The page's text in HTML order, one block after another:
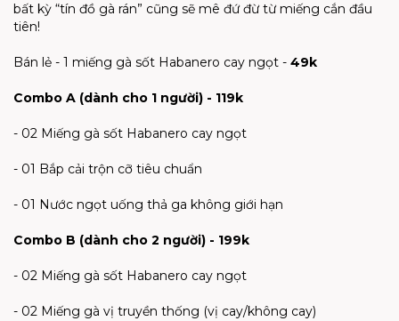
bất kỳ “tín đồ gà rán” cũng sẽ mê đứ đừ từ miếng cắn đầu
tiên!
Bán lẻ - 1 miếng gà sốt Habanero cay ngọt - 49k
Combo A (dành cho 1 người) - 119k
- 02 Miếng gà sốt Habanero cay ngọt
- 01 Bắp cải trộn cỡ tiêu chuẩn
- 01 Nước ngọt uống thả ga không giới hạn
Combo B (dành cho 2 người) - 199k
- 02 Miếng gà sốt Habanero cay ngọt
- 02 Miếng gà vị truyền thống (vị cay/không cay)